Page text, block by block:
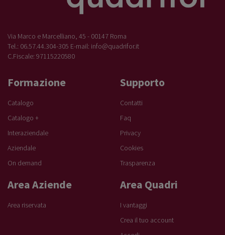
Via Marco e Marcelliano, 45 - 00147 Roma
Tel.: 06.57.44.304-305 E-mail: info@quadrifor.it
C.Fiscale: 97115220580
Formazione
Catalogo
Catalogo +
Interaziendale
Aziendale
On demand
Supporto
Contatti
Faq
Privacy
Cookies
Trasparenza
Area Aziende
Area riservata
Area Quadri
I vantaggi
Crea il tuo account